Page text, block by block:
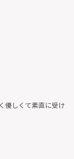
優しくて素直に受け